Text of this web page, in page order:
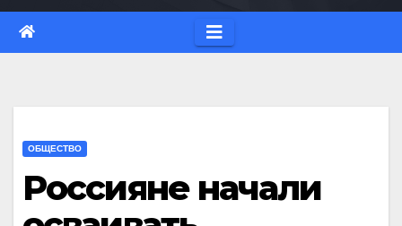
ОБЩЕСТВО
Россияне начали